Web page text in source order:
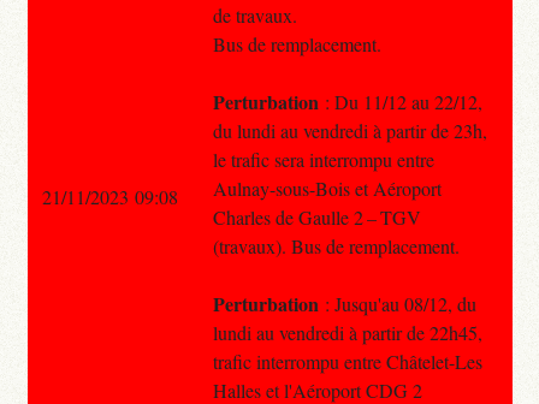
de travaux.
Bus de remplacement.
Perturbation : Du 11/12 au 22/12,
du lundi au vendredi à partir de 23h,
le trafic sera interrompu entre
Aulnay-sous-Bois et Aéroport
Charles de Gaulle 2 – TGV
(travaux). Bus de remplacement.
Perturbation : Jusqu'au 08/12, du
lundi au vendredi à partir de 22h45,
trafic interrompu entre Châtelet-Les
Halles et l'Aéroport CDG 2
21/11/2023 09:08